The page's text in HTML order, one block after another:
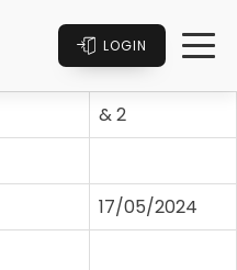
LOGIN
& 2
17/05/2024